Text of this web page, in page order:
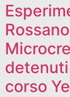
detenuti
corso